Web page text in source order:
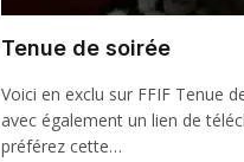
Tenue de soirée
Voici en exclu sur FFIF Tenue
avec également un lien de
préférez cette…